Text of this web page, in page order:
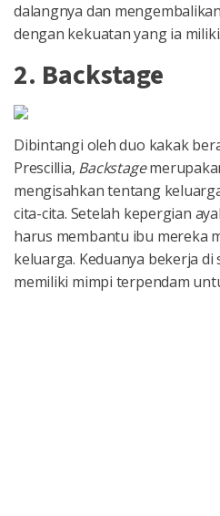
dalangnya dan
dengan kekuatan yang ia miliki.
2. Backstage
Dibintangi oleh duo kakak
Prescillia, Backstage
mengisahkan tentang
cita-cita. Setelah kepergian
harus membantu ibu mereka
keluarga. Keduanya bekerja
memiliki mimpi terpendam